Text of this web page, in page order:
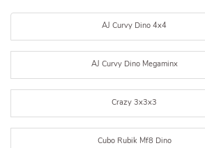
AJ Curvy Dino 4x4
AJ Curvy Dino Megaminx
Crazy 3x3x3
Cubo Rubik Mf8 Dino